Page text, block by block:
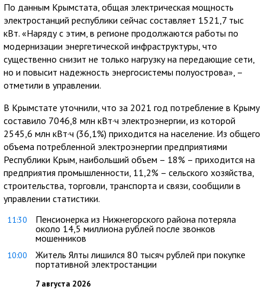
По данным Крымстата, общая электрическая мощность
электростанций республики сейчас составляет 1521,7 тыс
кВт. «Наряду с этим, в регионе продолжаются работы по
модернизации энергетической инфраструктуры, что
существенно снизит не только нагрузку на передающие сети,
но и повысит надежность энергосистемы полуострова», –
отметили в управлении.
В Крымстате уточнили, что за 2021 год потребление в Крыму
составило 7046,8 млн кВт·ч электроэнергии, из которой
2545,6 млн кВт·ч (36,1%) приходится на население. Из общего
объема потребленной электроэнергии предприятиями
Республики Крым, наибольший объем – 18% – приходится на
предприятия промышленности, 11,2% – сельского хозяйства,
строительства, торговли, транспорта и связи, сообщили в
управлении статистики.
11:30
Пенсионерка из Нижнегорского района потеряла
около 14,5 миллиона рублей после звонков
мошенников
10:00
Житель Ялты лишился 80 тысяч рублей при покупке
портативной электростанции
7 августа 2026